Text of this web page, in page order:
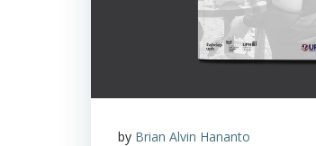
by Brian Alvin Hananto